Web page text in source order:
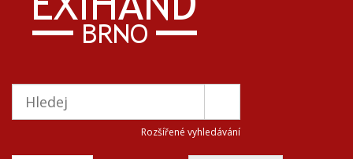
Rozšířené vyhledávání